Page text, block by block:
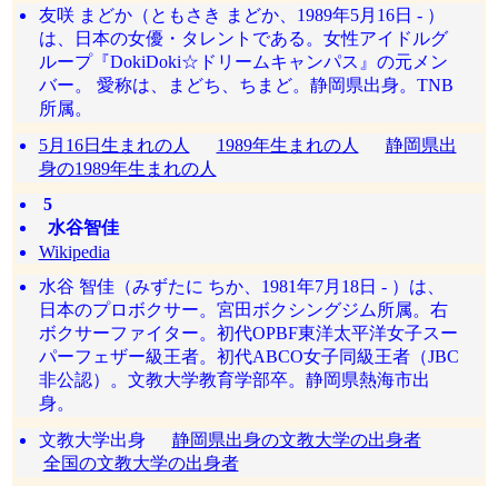
友咲 まどか（ともさき まどか、1989年5月16日 - ）
は、日本の女優・タレントである。女性アイドルグ
ループ『DokiDoki☆ドリームキャンパス』の元メン
バー。 愛称は、まどち、ちまど。静岡県出身。TNB
所属。
5月16日生まれの人
1989年生まれの人
静岡県出
身の1989年生まれの人
5
水谷智佳
Wikipedia
水谷 智佳（みずたに ちか、1981年7月18日 - ）は、
日本のプロボクサー。宮田ボクシングジム所属。右
ボクサーファイター。初代OPBF東洋太平洋女子スー
パーフェザー級王者。初代ABCO女子同級王者（JBC
非公認）。文教大学教育学部卒。静岡県熱海市出
身。
文教大学出身 静岡県出身の文教大学の出身者
全国の文教大学の出身者